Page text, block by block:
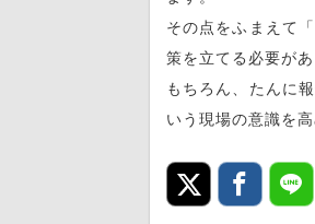
その点をふまえて
策を立てる必要があ
もちろん、たんに
いう現場の意識を